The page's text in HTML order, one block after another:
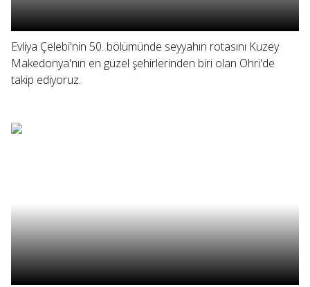
Evliya Çelebi'nin 50. bölümünde seyyahın rotasını Kuzey
Makedonya'nın en güzel şehirlerinden biri olan Ohri'de
takip ediyoruz.